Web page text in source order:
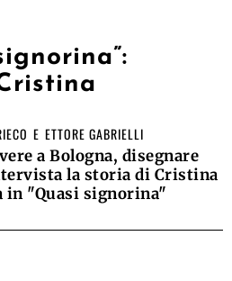
E ETTORE GABRIELLI
a Bologna, disegnare
la storia di Cristina
in "Quasi signorina"